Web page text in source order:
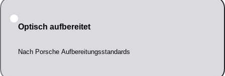
Optisch aufbereitet
Nach Porsche Aufbereitungsstandards